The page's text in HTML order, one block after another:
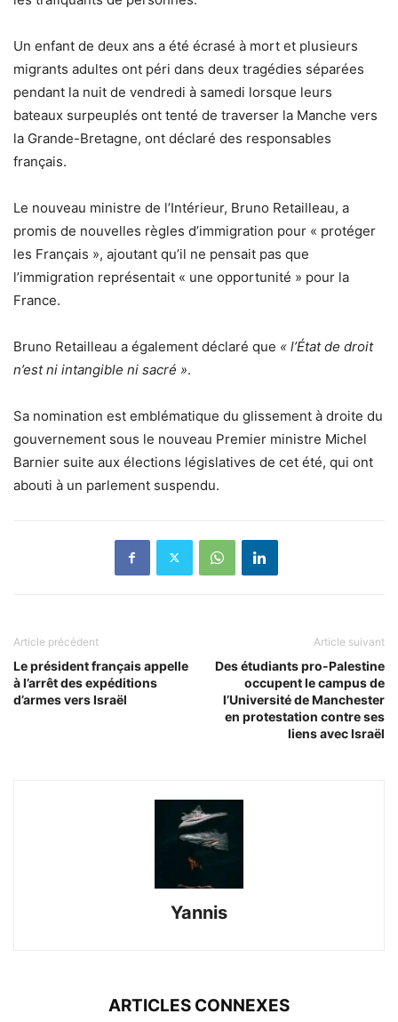
Un enfant de deux ans a été écrasé à mort et plusieurs
migrants adultes ont péri dans deux tragédies séparées
pendant la nuit de vendredi à samedi lorsque leurs
bateaux surpeuplés ont tenté de traverser la Manche vers
la Grande-Bretagne, ont déclaré des responsables
français.
Le nouveau ministre de l’Intérieur, Bruno Retailleau, a
promis de nouvelles règles d’immigration pour « protéger
les Français », ajoutant qu’il ne pensait pas que
l’immigration représentait « une opportunité » pour la
France.
Bruno Retailleau a également déclaré que « l’État de droit
n’est ni intangible ni sacré ».
Sa nomination est emblématique du glissement à droite du
gouvernement sous le nouveau Premier ministre Michel
Barnier suite aux élections législatives de cet été, qui ont
abouti à un parlement suspendu.
Article précédent
Le président français appelle
à l’arrêt des expéditions
d’armes vers Israël
Article suivant
Des étudiants pro-Palestine
occupent le campus de
l’Université de Manchester
en protestation contre ses
liens avec Israël
Yannis
ARTICLES CONNEXES